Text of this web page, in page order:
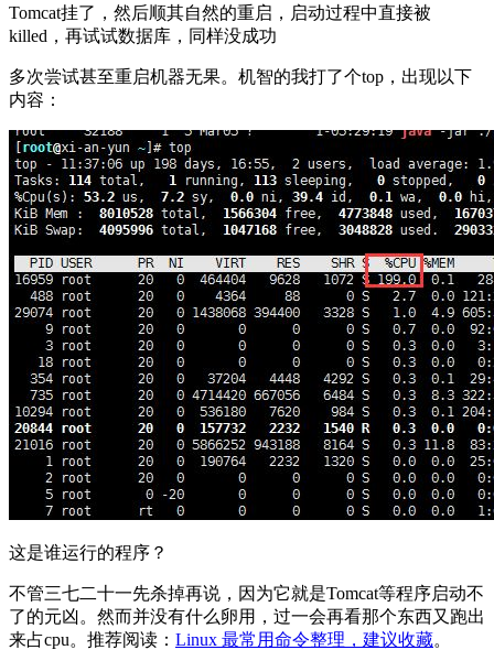
Tomcat挂了，然后顺其自然的重启，启动过程中直接被
killed，再试试数据库，同样没成功
多次尝试甚至重启机器无果。机智的我打了个top，出现以下
内容：
这是谁运行的程序？
不管三七二十一先杀掉再说，因为它就是Tomcat等程序启动不
了的元凶。然而并没有什么卵用，过一会再看那个东西又跑出
来占cpu。推荐阅读： Linux 最常用命令整理，建议收藏。